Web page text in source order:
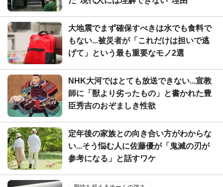
大地震でまず確保すべきは水でも食料で
もない...被災者が「これだけは担いで逃
げて」という最も重要なモノ2選
NHK大河ではとても放送できない...宣教
師に「獣より劣ったもの」と書かれた豊
臣秀吉のおぞましき性欲
定年後の家族との向き合い方がわからな
い...そう悩む人に佐藤優が「鬼滅の刃が
参考になる」と話すワケ